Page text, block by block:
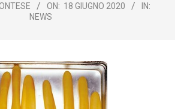
ON: 18 GIUGNO 2020
IN:
NEWS